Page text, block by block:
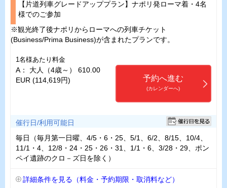
【片道列車グレードアッププラン】ナポリ発ローマ着・4名
様でのご参加
※観光終了後ナポリからローマへの列車チケット
(Business/Prima Business)が含まれたプランです。
1名様あたり料金
A： 大人（4歳～） 610.00
EUR (114,619円)
予約へ進む
(カレンダーへ)
催行日/利用可能日
毎日（毎月第一日曜、4/5・6・25、5/1、6/2、8/15、10/4、
11/1・4、12/8・24・25・26・31、1/1・6、3/28・29、ポン
ペイ遺跡のクロ－ズ日を除く）
詳細条件を見る（料金・予約期限・取消料など）